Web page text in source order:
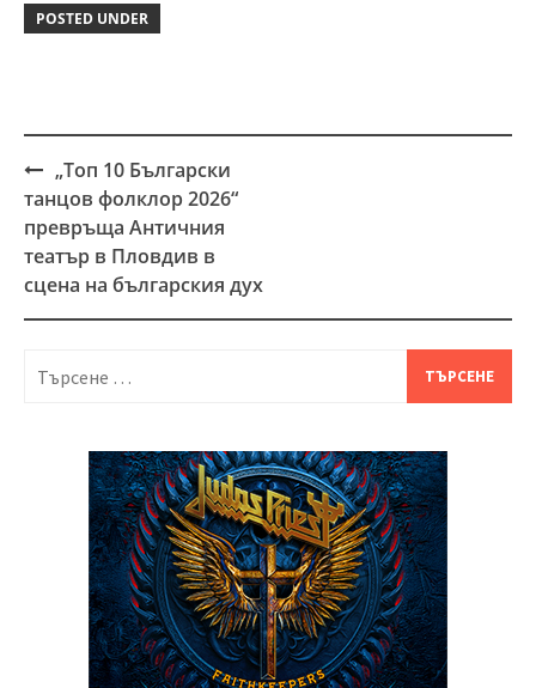
POSTED UNDER
Post
navigation
„Топ 10 Български
танцов фолклор 2026“
превръща Античния
театър в Пловдив в
сцена на българския дух
за: